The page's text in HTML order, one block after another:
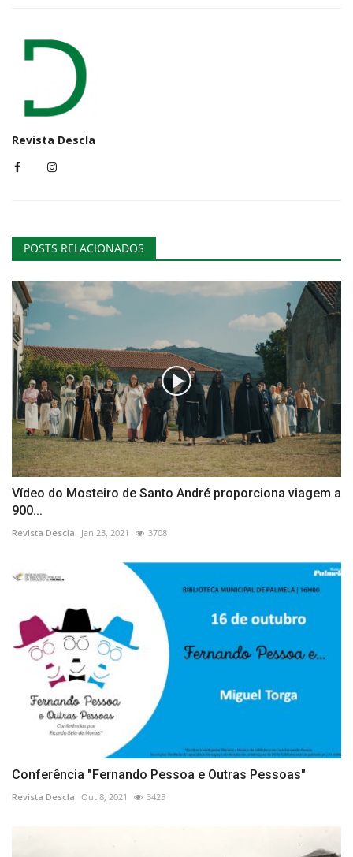
Revista Descla
POSTS RELACIONADOS
Vídeo do Mosteiro de Santo André proporciona viagem a
900...
Revista Descla Jan 23, 2021 3708
Conferência "Fernando Pessoa e Outras Pessoas"
Revista Descla Out 8, 2021 3425